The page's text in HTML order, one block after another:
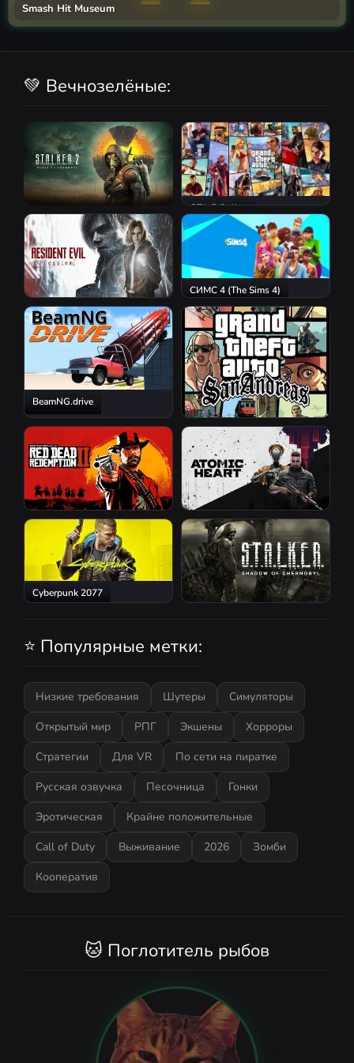
Smash Hit Museum
💚 Вечнозелёные:
S.T.A.L.K.E.R. 2: Heart of
Chornobyl
GTA 5 Online
Resident Evil Requiem
СИМС 4 (The Sims 4)
BeamNG.drive
GTA San Andreas
Red Dead Redemption 2 Atomic Heart
Cyberpunk 2077
⭐ Популярные метки:
Низкие требования Шутеры
Симуляторы
Открытый мир
РПГ Экшены
Хорроры
Стратегии
Для VR
По сети на пиратке
Русская озвучка
Песочница
Гонки
Эротическая
Крайне положительные
Call of Duty
Выживание 2026
Зомби
Кооператив
🐱 Поглотитель рыбов